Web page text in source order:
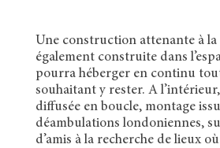
Une construction attenante à la
également construite dans
pourra héberger en continu
souhaitant y rester. A
diffusée en boucle, montage
déambulations londoniennes,
d’amis à la recherche de lieux